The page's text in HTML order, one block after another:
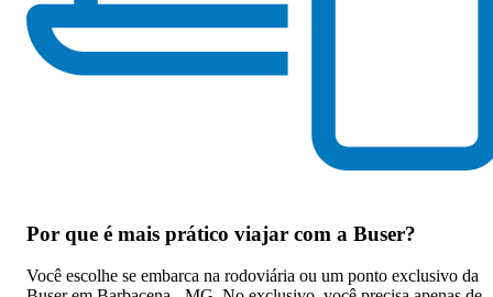
Por que é mais prático viajar com a Buser?
Você escolhe se embarca na rodoviária ou um ponto exclusivo da